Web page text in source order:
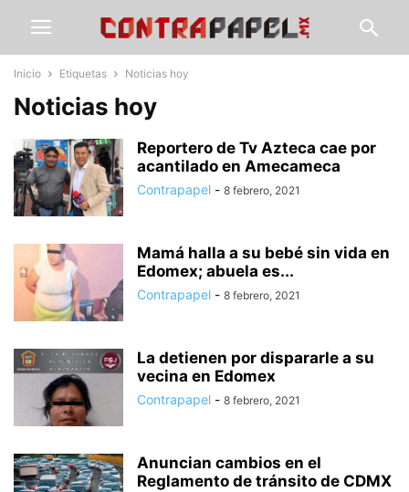
Inicio Etiquetas Noticias hoy
Noticias hoy
Reportero de Tv Azteca cae por
acantilado en Amecameca
Contrapapel - 8 febrero, 2021
Mamá halla a su bebé sin vida en
Edomex; abuela es...
Contrapapel - 8 febrero, 2021
La detienen por dispararle a su
vecina en Edomex
Contrapapel - 8 febrero, 2021
Anuncian cambios en el
Reglamento de tránsito de CDMX